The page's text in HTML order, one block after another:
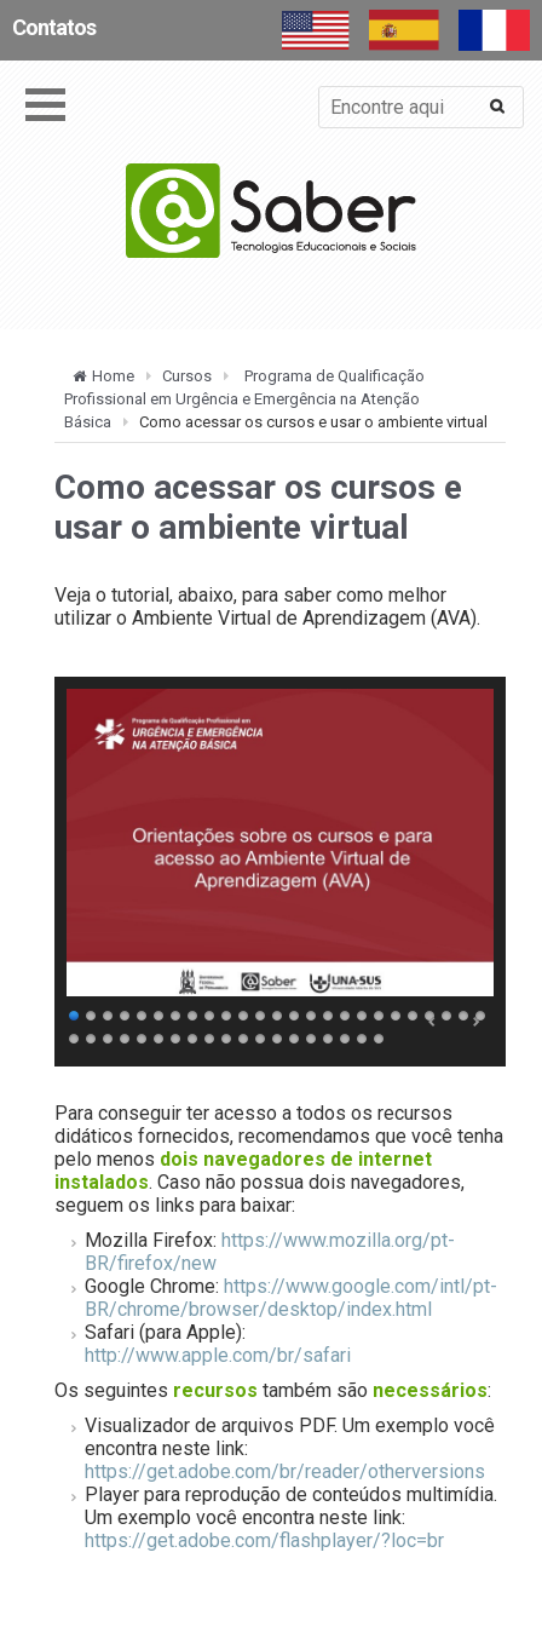
Contatos
Home Cursos
Programa de Qualificação
Profissional em Urgência e Emergência na Atenção
Básica
Como acessar os cursos e usar o ambiente virtual
Como acessar os cursos e
usar o ambiente virtual
Veja o tutorial, abaixo, para saber como melhor
utilizar o Ambiente Virtual de Aprendizagem (AVA).
Para conseguir ter acesso a todos os recursos
didáticos fornecidos, recomendamos que você tenha
pelo menos dois navegadores de internet
instalados. Caso não possua dois navegadores,
seguem os links para baixar:
Mozilla Firefox: https://www.mozilla.org/pt-
BR/firefox/new
Google Chrome: https://www.google.com/intl/pt-
BR/chrome/browser/desktop/index.html
Safari (para Apple):
http://www.apple.com/br/safari
Os seguintes recursos também são necessários:
Visualizador de arquivos PDF. Um exemplo você
encontra neste link:
https://get.adobe.com/br/reader/otherversions
Player para reprodução de conteúdos multimídia.
Um exemplo você encontra neste link:
https://get.adobe.com/flashplayer/?loc=br